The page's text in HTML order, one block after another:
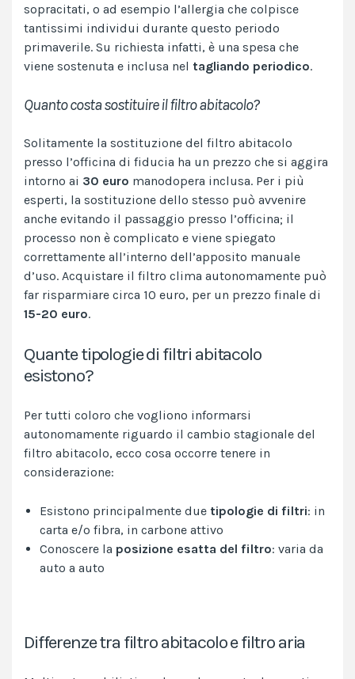
sopracitati, o ad esempio l’allergia che colpisce
tantissimi individui durante questo periodo
primaverile. Su richiesta infatti, è una spesa che
viene sostenuta e inclusa nel tagliando periodico.
Quanto costa sostituire il filtro abitacolo?
Solitamente la sostituzione del filtro abitacolo
presso l’officina di fiducia ha un prezzo che si aggira
intorno ai 30 euro manodopera inclusa. Per i più
esperti, la sostituzione dello stesso può avvenire
anche evitando il passaggio presso l’officina; il
processo non è complicato e viene spiegato
correttamente all’interno dell’apposito manuale
d’uso. Acquistare il filtro clima autonomamente può
far risparmiare circa 10 euro, per un prezzo finale di
15-20 euro.
Quante tipologie di filtri abitacolo
esistono?
Per tutti coloro che vogliono informarsi
autonomamente riguardo il cambio stagionale del
filtro abitacolo, ecco cosa occorre tenere in
considerazione:
Esistono principalmente due tipologie di filtri: in
carta e/o fibra, in carbone attivo
Conoscere la posizione esatta del filtro: varia da
auto a auto
Differenze tra filtro abitacolo e filtro aria